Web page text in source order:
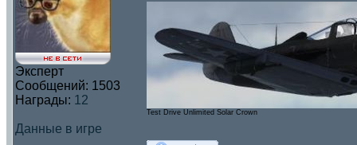
Эксперт
Сообщений: 1503
Награды: 12
Данные в игре
Test Drive Unlimited Solar Crown